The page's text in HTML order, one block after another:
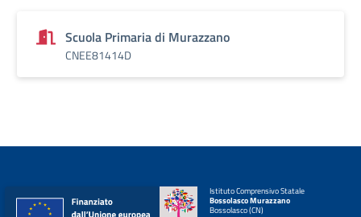
Scuola Primaria di Murazzano
CNEE81414D
Istituto Comprensivo Statale
Bossolasco Murazzano
Bossolasco (CN)